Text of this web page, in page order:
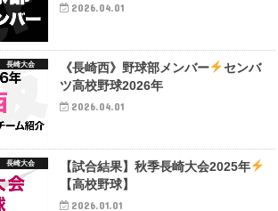
2026.04.01
長崎大会 《長崎西》野球部メンバー
センバ
ツ高校野球2026年
2026.04.01
長崎大会
【試合結果】秋季長崎大会2025年
【高校野球】
2026.01.01